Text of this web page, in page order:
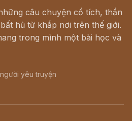
câu chuyện cổ tích, thần
hủ từ khắp nơi trên thế giới.
trong mình một bài học và
yêu truyện